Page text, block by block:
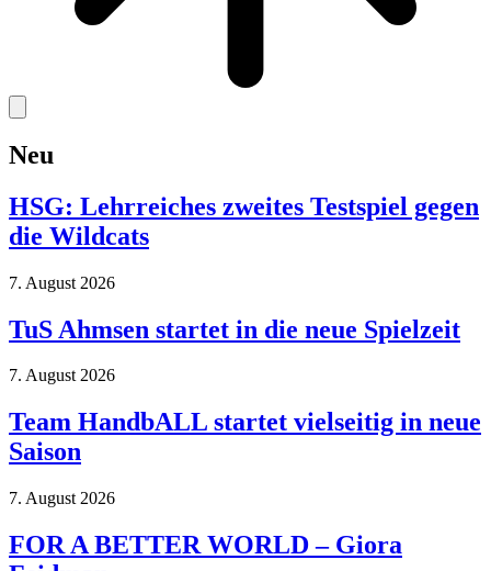
Neu
HSG: Lehrreiches zweites Testspiel gegen
die Wildcats
7. August 2026
TuS Ahmsen startet in die neue Spielzeit
7. August 2026
Team HandbALL startet vielseitig in neue
Saison
7. August 2026
FOR A BETTER WORLD – Giora